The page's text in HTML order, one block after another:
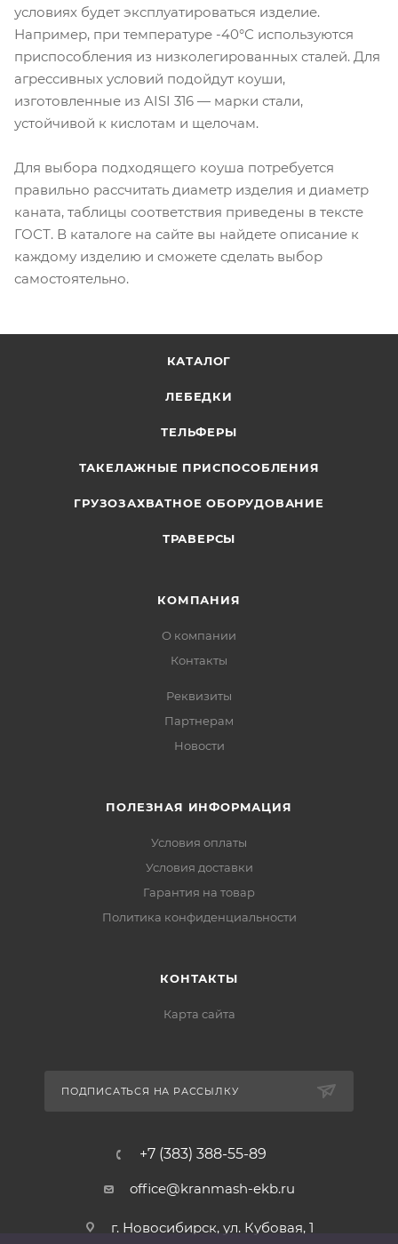
условиях будет эксплуатироваться изделие.
Например, при температуре -40°С используются
приспособления из низколегированных сталей. Для
агрессивных условий подойдут коуши,
изготовленные из AISI 316 — марки стали,
устойчивой к кислотам и щелочам.
Для выбора подходящего коуша потребуется
правильно рассчитать диаметр изделия и диаметр
каната, таблицы соответствия приведены в тексте
ГОСТ. В каталоге на сайте вы найдете описание к
каждому изделию и сможете сделать выбор
самостоятельно.
КАТАЛОГ
ЛЕБЕДКИ
ТЕЛЬФЕРЫ
ТАКЕЛАЖНЫЕ ПРИСПОСОБЛЕНИЯ
ГРУЗОЗАХВАТНОЕ ОБОРУДОВАНИЕ
ТРАВЕРСЫ
КОМПАНИЯ
О компании
Контакты
Реквизиты
Партнерам
Новости
ПОЛЕЗНАЯ ИНФОРМАЦИЯ
Условия оплаты
Условия доставки
Гарантия на товар
Политика конфиденциальности
КОНТАКТЫ
Карта сайта
ПОДПИСАТЬСЯ НА РАССЫЛКУ
+7 (383) 388-55-89
office@kranmash-ekb.ru
г. Новосибирск, ул. Кубовая, 1